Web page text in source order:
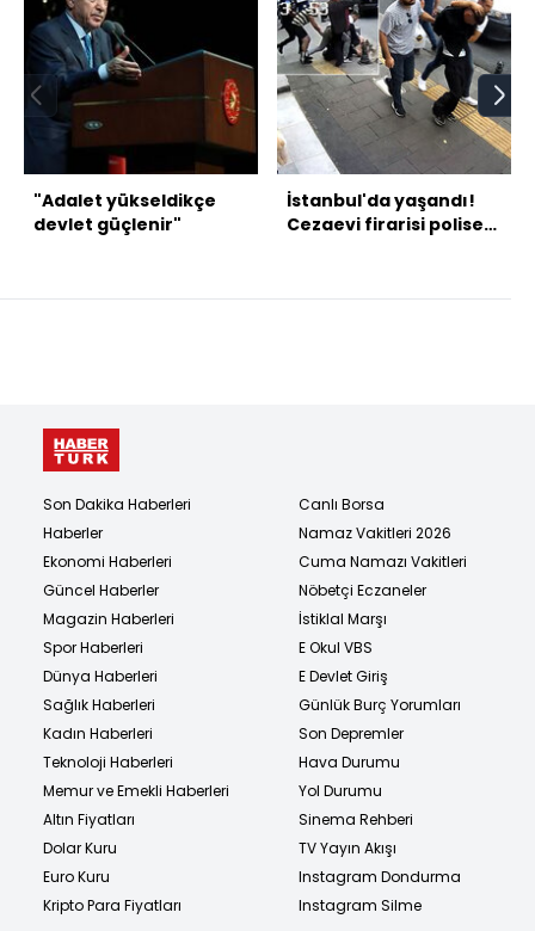
"Adalet yükseldikçe
devlet güçlenir"
İstanbul'da yaşandı!
Cezaevi firarisi polise
Son Dakika Haberleri
Haberler
Ekonomi Haberleri
Güncel Haberler
Magazin Haberleri
Spor Haberleri
Dünya Haberleri
Sağlık Haberleri
Kadın Haberleri
Teknoloji Haberleri
Memur ve Emekli Haberleri
Altın Fiyatları
Dolar Kuru
Euro Kuru
Kripto Para Fiyatları
Canlı Borsa
Namaz Vakitleri 2026
Cuma Namazı Vakitleri
Nöbetçi Eczaneler
İstiklal Marşı
E Okul VBS
E Devlet Giriş
Günlük Burç Yorumları
Son Depremler
Hava Durumu
Yol Durumu
Sinema Rehberi
TV Yayın Akışı
Instagram Dondurma
Instagram Silme